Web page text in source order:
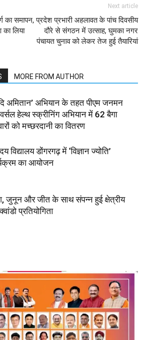
का समापन,
का लिया
Next article
प्रदेश प्रभारी अहलावत के पांच दिवसीय
दौरे से संगठन में उत्साह, घुमका नगर
पंचायत चुनाव को लेकर तेज हुई तैयारियां
MORE FROM AUTHOR
अमितान’ अभियान के तहत पीएम जनमन
हेल्थ स्क्रीनिंग अभियान में 62 बैगा
को मच्छरदानी का वितरण
विद्यालय डोंगरगढ़ में ‘विज्ञान ज्योति’
का आयोजन
जुनून और जीत के साथ संपन्न हुई क्षेत्रीय
प्रतियोगिता